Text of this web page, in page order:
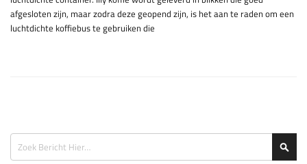
afgesloten zijn, maar zodra deze geopend zijn, is het aan te raden om een
luchtdichte koffiebus te gebruiken die